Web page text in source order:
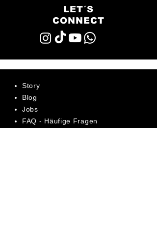
LET´S
CONNECT
Story
Blog
Jobs
FAQ - Häufige Fragen